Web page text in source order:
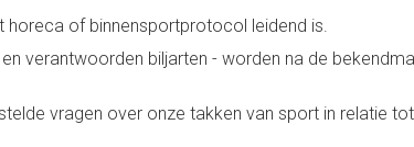
horeca of binnensportprotocol leidend is.
verantwoorden biljarten - worden na de
vragen over onze takken van sport in relatie